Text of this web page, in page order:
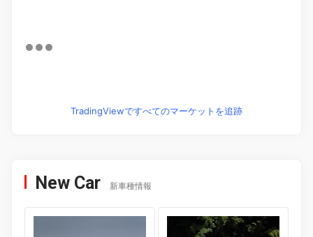
TradingViewですべてのマーケットを追跡
New Car 新車種情報